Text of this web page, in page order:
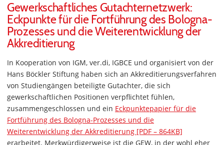
Gewerkschaftliches Gutachternetzwerk:
Eckpunkte für die Fortführung des Bologna-
Prozesses und die Weiterentwicklung der
Akkreditierung
In Kooperation von IGM, ver.di, IGBCE und organisiert von der
Hans Böckler Stiftung haben sich an Akkreditierungsverfahren
von Studiengängen beteiligte Gutachter, die sich
gewerkschaftlichen Positionen verpflichtet fühlen,
zusammengeschlossen und ein Eckpunktepapier für die
Fortführung des Bologna-Prozesses und die
Weiterentwicklung der Akkreditierung [PDF – 864KB]
erarbeitet. Merkwürdigerweise ist die GEW, in der wohl eher